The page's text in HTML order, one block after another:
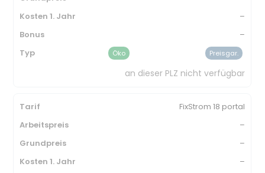
–
–
Öko Preisgar.
an dieser PLZ nicht verfügbar
FixStrom 18 portal
–
–
–